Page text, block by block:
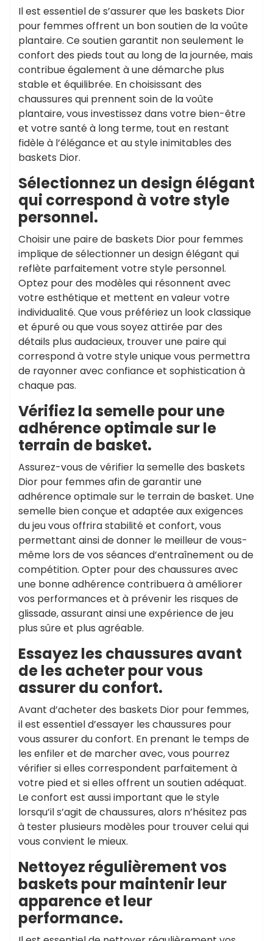
Il est essentiel de s’assurer que les baskets Dior
pour femmes offrent un bon soutien de la voûte
plantaire. Ce soutien garantit non seulement le
confort des pieds tout au long de la journée, mais
contribue également à une démarche plus
stable et équilibrée. En choisissant des
chaussures qui prennent soin de la voûte
plantaire, vous investissez dans votre bien-être
et votre santé à long terme, tout en restant
fidèle à l’élégance et au style inimitables des
baskets Dior.
Sélectionnez un design élégant
qui correspond à votre style
personnel.
Choisir une paire de baskets Dior pour femmes
implique de sélectionner un design élégant qui
reflète parfaitement votre style personnel.
Optez pour des modèles qui résonnent avec
votre esthétique et mettent en valeur votre
individualité. Que vous préfériez un look classique
et épuré ou que vous soyez attirée par des
détails plus audacieux, trouver une paire qui
correspond à votre style unique vous permettra
de rayonner avec confiance et sophistication à
chaque pas.
Vérifiez la semelle pour une
adhérence optimale sur le
terrain de basket.
Assurez-vous de vérifier la semelle des baskets
Dior pour femmes afin de garantir une
adhérence optimale sur le terrain de basket. Une
semelle bien conçue et adaptée aux exigences
du jeu vous offrira stabilité et confort, vous
permettant ainsi de donner le meilleur de vous-
même lors de vos séances d’entraînement ou de
compétition. Opter pour des chaussures avec
une bonne adhérence contribuera à améliorer
vos performances et à prévenir les risques de
glissade, assurant ainsi une expérience de jeu
plus sûre et plus agréable.
Essayez les chaussures avant
de les acheter pour vous
assurer du confort.
Avant d’acheter des baskets Dior pour femmes,
il est essentiel d’essayer les chaussures pour
vous assurer du confort. En prenant le temps de
les enfiler et de marcher avec, vous pourrez
vérifier si elles correspondent parfaitement à
votre pied et si elles offrent un soutien adéquat.
Le confort est aussi important que le style
lorsqu’il s’agit de chaussures, alors n’hésitez pas
à tester plusieurs modèles pour trouver celui qui
vous convient le mieux.
Nettoyez régulièrement vos
baskets pour maintenir leur
apparence et leur
performance.